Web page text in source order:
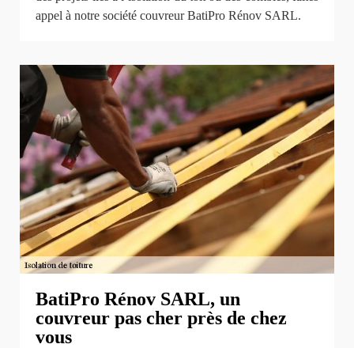
appel à notre société couvreur BatiPro Rénov SARL.
BatiPro Rénov SARL, un
couvreur pas cher près de chez
vous